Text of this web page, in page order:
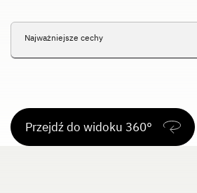
Najważniejsze cechy
Przejdź do widoku 360°